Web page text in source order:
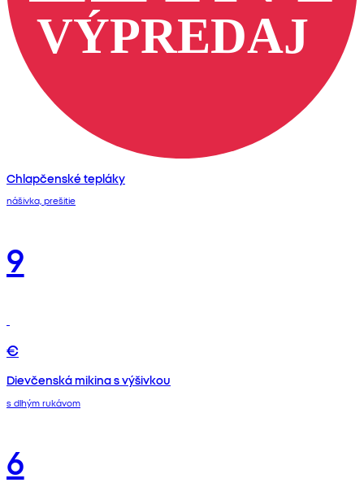
Chlapčenské tepláky
nášivka, prešitie
9
€
Dievčenská mikina s výšivkou
s dlhým rukávom
6